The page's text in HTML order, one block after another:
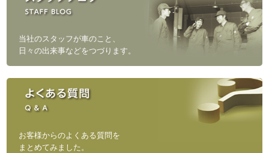
当社のスタッフが車のこと、
日々の出来事などをつづります。
お客様からのよくある質問を
まとめてみました。